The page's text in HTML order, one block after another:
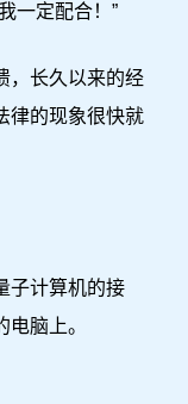
一定配合！”
长久以来的经
律的现象很快就
计算机的接
脑上。